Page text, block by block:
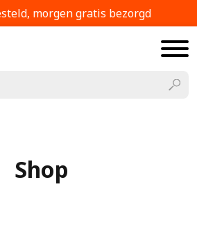
morgen gratis bezorgd
Shop